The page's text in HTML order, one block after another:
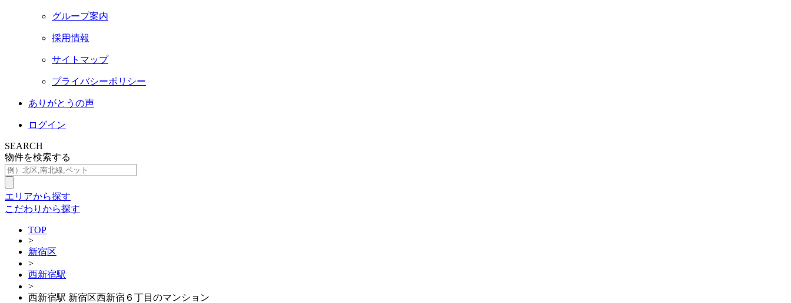
グループ案内
採用情報
サイトマップ
プライバシーポリシー
ありがとうの声
ログイン
SEARCH
物件を検索する
エリアから探す
こだわりから探す
TOP
>
新宿区
>
西新宿駅
>
西新宿駅 新宿区西新宿６丁目のマンション